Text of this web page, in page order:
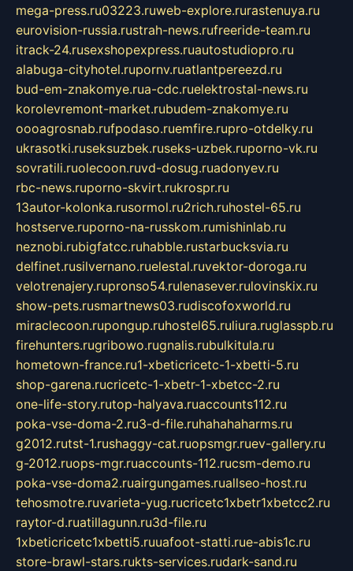
mega-press.ru03223.ruweb-explore.rurastenuya.ru
eurovision-russia.rustrah-news.rufreeride-team.ru
itrack-24.rusexshopexpress.ruautostudiopro.ru
alabuga-cityhotel.rupornv.ruatlantpereezd.ru
bud-em-znakomye.rua-cdc.ruelektrostal-news.ru
korolevremont-market.rubudem-znakomye.ru
oooagrosnab.rufpodaso.ruemfire.rupro-otdelky.ru
ukrasotki.ruseksuzbek.ruseks-uzbek.ruporno-vk.ru
sovratili.ruolecoon.ruvd-dosug.ruadonyev.ru
rbc-news.ruporno-skvirt.rukrospr.ru
13autor-kolonka.rusormol.ru2rich.ruhostel-65.ru
hostserve.ruporno-na-russkom.rumishinlab.ru
neznobi.rubigfatcc.ruhabble.rustarbucksvia.ru
delfinet.rusilvernano.ruelestal.ruvektor-doroga.ru
velotrenajery.rupronso54.rulenasever.rulovinskix.ru
show-pets.rusmartnews03.rudiscofoxworld.ru
miraclecoon.rupongup.ruhostel65.ruliura.ruglasspb.ru
firehunters.rugribowo.rugnalis.rubulkitula.ru
hometown-france.ru1-xbeticricetc-1-xbetti-5.ru
shop-garena.rucricetc-1-xbetr-1-xbetcc-2.ru
one-life-story.rutop-halyava.ruaccounts112.ru
poka-vse-doma-2.ru3-d-file.ruhahahaharms.ru
g2012.rutst-1.rushaggy-cat.ruopsmgr.ruev-gallery.ru
g-2012.ruops-mgr.ruaccounts-112.rucsm-demo.ru
poka-vse-doma2.ruairgungames.ruallseo-host.ru
tehosmotre.ruvarieta-yug.rucricetc1xbetr1xbetcc2.ru
raytor-d.ruatillagunn.ru3d-file.ru
1xbeticricetc1xbetti5.ruuafoot-statti.rue-abis1c.ru
store-brawl-stars.rukts-services.rudark-sand.ru